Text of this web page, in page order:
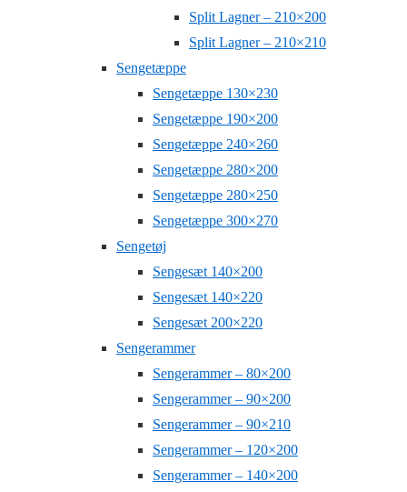
Split Lagner – 210×200
Split Lagner – 210×210
Sengetæppe
Sengetæppe 130×230
Sengetæppe 190×200
Sengetæppe 240×260
Sengetæppe 280×200
Sengetæppe 280×250
Sengetæppe 300×270
Sengetøj
Sengesæt 140×200
Sengesæt 140×220
Sengesæt 200×220
Sengerammer
Sengerammer – 80×200
Sengerammer – 90×200
Sengerammer – 90×210
Sengerammer – 120×200
Sengerammer – 140×200